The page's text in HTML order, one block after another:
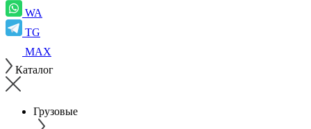
WA
TG
MAX
Каталог
Грузовые